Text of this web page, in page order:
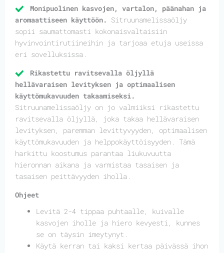
Monipuolinen kasvojen, vartalon, päänahan ja
aromaattiseen käyttöön. Sitruunamelissaöljy
sopii saumattomasti kokonaisvaltaisiin
hyvinvointirutiineihin ja tarjoaa etuja useissa
eri sovelluksissa.
Rikastettu ravitsevalla öljyllä
hellävaraisen levityksen ja optimaalisen
käyttömukavuuden takaamiseksi.
Sitruunamelissaöljy on jo valmiiksi rikastettu
ravitsevalla öljyllä, joka takaa hellävaraisen
levityksen, paremman levittyvyyden, optimaalisen
käyttömukavuuden ja helppokäyttöisyyden. Tämä
harkittu koostumus parantaa liukuvuutta
hieronnan aikana ja varmistaa tasaisen ja
tasaisen peittävyyden iholla.
Ohjeet
Levitä 2-4 tippaa puhtaalle, kuivalle
kasvojen iholle ja hiero kevyesti, kunnes
se on täysin imeytynyt.
Käytä kerran tai kaksi kertaa päivässä ihon